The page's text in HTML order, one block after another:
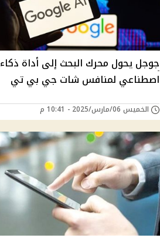
جوجل يحول محرك البحث إلى أداة ذكاء
اصطناعي لمنافس شات جي بي تي
الخميس 06/مارس/2025 - 10:41 م